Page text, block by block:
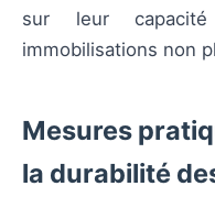
sur leur
immobilisations non
Mesures
la durabilité